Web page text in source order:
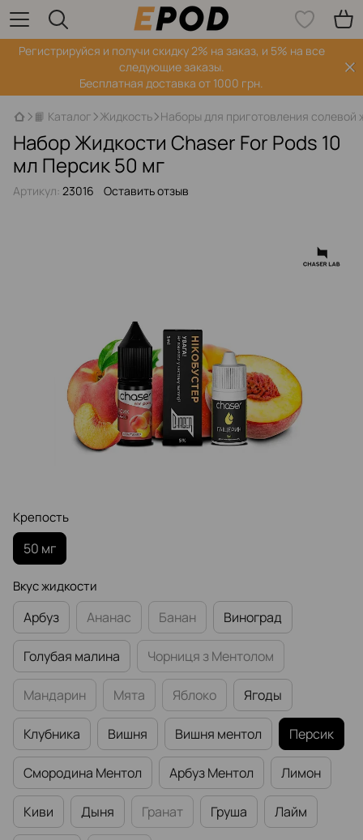
Регистрируйся‌ и получи скидку 2% на заказ, и 5% на все
следующие заказы.
Бесплатная доставка от 1000 грн.
📙 Каталог Жидкость Наборы для приготовления солевой
Набор Жидкости Chaser For Pods 10
мл Персик 50 мг
Артикул: 23016 Оставить отзыв
Крепость
50 мг
Вкус жидкости
Арбуз Ананас Банан Виноград
Голубая малина Чорниця з Ментолом
Мандарин Мята Яблоко Ягоды
Клубника Вишня Вишня ментол Персик
Смородина Ментол Арбуз Ментол Лимон
Киви Дыня Гранат Груша Лайм